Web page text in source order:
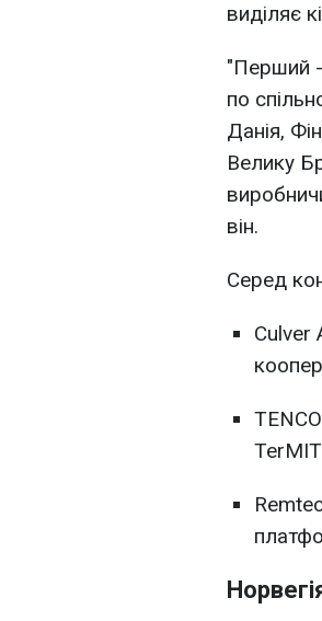
виділяє
"Перший -
по
Данія,
Велику
він.
Серед
Culver